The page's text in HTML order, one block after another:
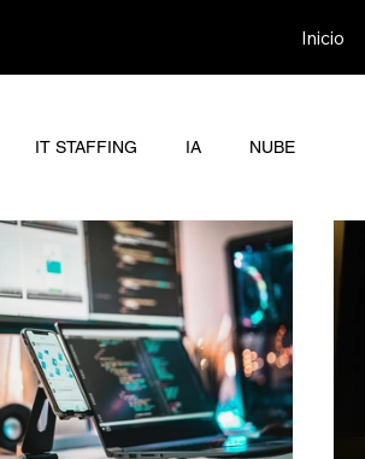
Inicio
IT STAFFING IA NUBE